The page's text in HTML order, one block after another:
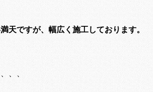
天ですが、幅広く施工しております。
、、